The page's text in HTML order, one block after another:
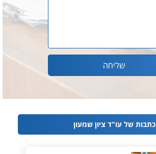
כתבות של עו"ד ציון שמעון